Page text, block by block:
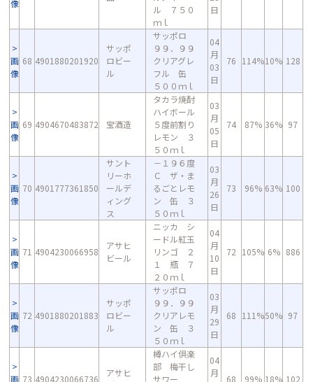
像
ル ７５０
ｍｌ
日
画
像
68 4901880201920
サッポ
ロビー
ル
サッポロ
９９．９９
クリアグレ
フル 缶
５００ｍｌ
04
月
03
日
76 114%10% 128
画
像
69 4904670483872 宝酒造
タカラ焼酎
ハイボール
５度前割り
レモン ３
５０ｍｌ
03
月
05
日
74 87% 36% 97
画
像
70 4901777361850
サント
リーホ
ールデ
ィング
ス
－１９６度
Ｃ ザ・ま
るごとレモ
ン 缶 ３
５０ｍｌ
03
月
26
日
73 96% 63% 100
画
像
71 4904230066958
アサヒ
ビール
ニッカ シ
ードル紅玉
リンゴ ２
１ 瓶 ７
２０ｍｌ
04
月
10
日
72 105% 6% 886
画
像
72 4901880201883
サッポ
ロビー
ル
サッポロ
９９．９９
クリアレモ
ン 缶 ３
５０ｍｌ
03
月
29
日
68 111%50% 97
画 73 4904230066736
アサヒ
樽ハイ倶楽
部 梅干し
サワー
04
月
68 99% 18% 102